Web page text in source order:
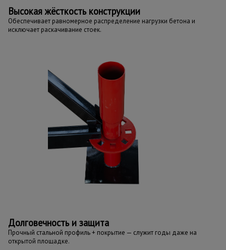
Высокая жёсткость конструкции
Обеспечивает равномерное распределение нагрузки бетона и
исключает раскачивание стоек.
Долговечность и защита
Прочный стальной профиль + покрытие — служит годы даже на
открытой площадке.